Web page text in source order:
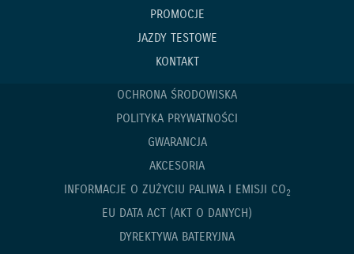
PROMOCJE
JAZDY TESTOWE
KONTAKT
OCHRONA ŚRODOWISKA
POLITYKA PRYWATNOŚCI
GWARANCJA
AKCESORIA
INFORMACJE O ZUŻYCIU PALIWA I EMISJI CO2
EU DATA ACT (AKT O DANYCH)
DYREKTYWA BATERYJNA